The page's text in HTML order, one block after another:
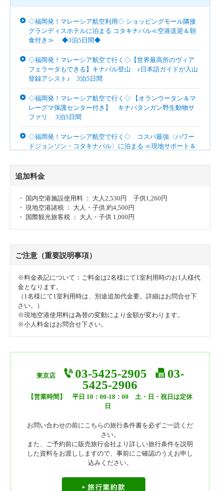
◇福岡発！マレーシア航空利用◇ ショッピングモール隣接
グランディスホテルに泊まる コタキナバル≪空港送迎＆朝
食付き≫ ◆3泊5日間◆
◇福岡発！マレーシア航空で行く◇【世界最高所のヴィア
フェラータもできる】キナバル登山 ♪日本語ガイドが入山
登録アシスト♪ 3泊5日間
◇福岡発！マレーシア航空で行く◇ 【オランウータン＆マ
レーグマ保護センター付き】 キナバタンガン野生動物サ
ファリ 3泊5日間
◇福岡発！マレーシア航空で行く◇ コスパ最強〈ハワー
ドジョンソン・コタキナバル〉に泊まる ≪現地サポート＆
追加料金
・ 国内空港施設使用料 ： 大人2,530円 子供1,260円
・ 現地空港諸税 ： 大人・子供 約4,500円
・ 国際観光旅客税 ： 大人・子供 1,000円
ご注意（重要説明事項）
※料金表記について：ご料金は2名様にて1室利用時のお1人様代
金となります。
（1名様にて1室利用時は、別途追加代金要。詳細はお問合せ下
さい。）
※現地空港使用料は為替の変動により金額が変わります。
※小人料金はお問合せ下さい。
東京店 03-5425-2905
03-
5425-2906
【営業時間】
平日 10：00-18：00 土・日・祝日は定休
日
お問い合わせの前にこちらの旅行条件書を必ずご一読くだ
さい。
また、ご予約前に販売旅行会社より詳しい旅行条件を説明
した資料をお渡ししますので、事前にご確認のうえお申し
込みください。